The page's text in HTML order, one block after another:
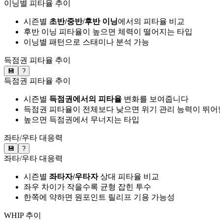
이닝별 피타율 추이
시즌별 초반/중반/후반 이닝에서의 피타율 비교
후반 이닝 피타율이 높으면 체력이 떨어지는 타입
이닝별 패턴으로 스태미나 분석 가능
득점권 피타율 추이
💾 ?
득점권 피타율 추이
시즌별 득점권에서의 피타율 변화를 보여줍니다
득점권 피타율이 전체보다 낮으면 위기 관리 능력이 뛰어
높으면 득점권에서 무너지는 타입
좌타/우타 대응력
💾 ?
좌타/우타 대응력
시즌별 좌타자/우타자상대 피타율 비교
좌우 차이가 작을수록 균형 잡힌 투수
한쪽에 약하면 원포인트 릴리프 기용 가능성
WHIP 추이